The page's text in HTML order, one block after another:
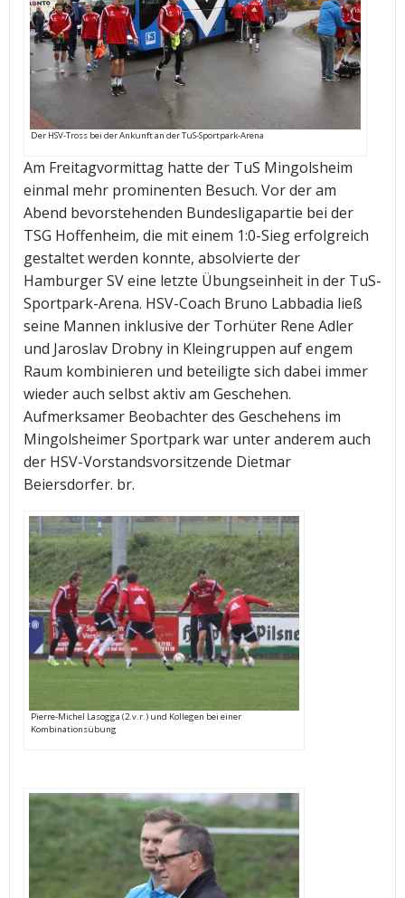
Der HSV-Tross bei der Ankunft an der TuS-Sportpark-Arena
Am Freitagvormittag hatte der TuS Mingolsheim
einmal mehr prominenten Besuch. Vor der am
Abend bevorstehenden Bundesligapartie bei der
TSG Hoffenheim, die mit einem 1:0-Sieg erfolgreich
gestaltet werden konnte, absolvierte der
Hamburger SV eine letzte Übungseinheit in der TuS-
Sportpark-Arena. HSV-Coach Bruno Labbadia ließ
seine Mannen inklusive der Torhüter Rene Adler
und Jaroslav Drobny in Kleingruppen auf engem
Raum kombinieren und beteiligte sich dabei immer
wieder auch selbst aktiv am Geschehen.
Aufmerksamer Beobachter des Geschehens im
Mingolsheimer Sportpark war unter anderem auch
der HSV-Vorstandsvorsitzende Dietmar
Beiersdorfer. br.
Pierre-Michel Lasogga (2.v.r.) und Kollegen bei einer
Kombinationsübung